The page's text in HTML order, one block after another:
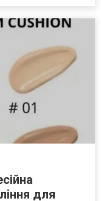
для